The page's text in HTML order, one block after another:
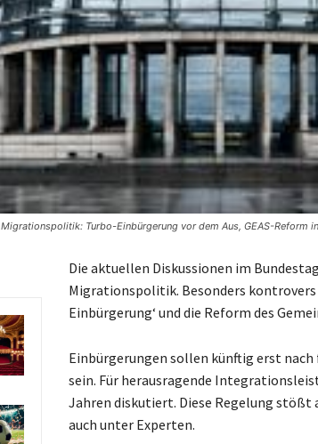
Turbo-Einbürgerung vor dem Aus, GEAS-Reform
Die aktuellen Diskussionen im
Migrationspolitik. Besonders kontrovers
Einbürgerung‘ und die Reform des
Einbürgerungen sollen künftig erst
sein. Für herausragende
Jahren diskutiert. Diese Regelung
auch unter Experten.